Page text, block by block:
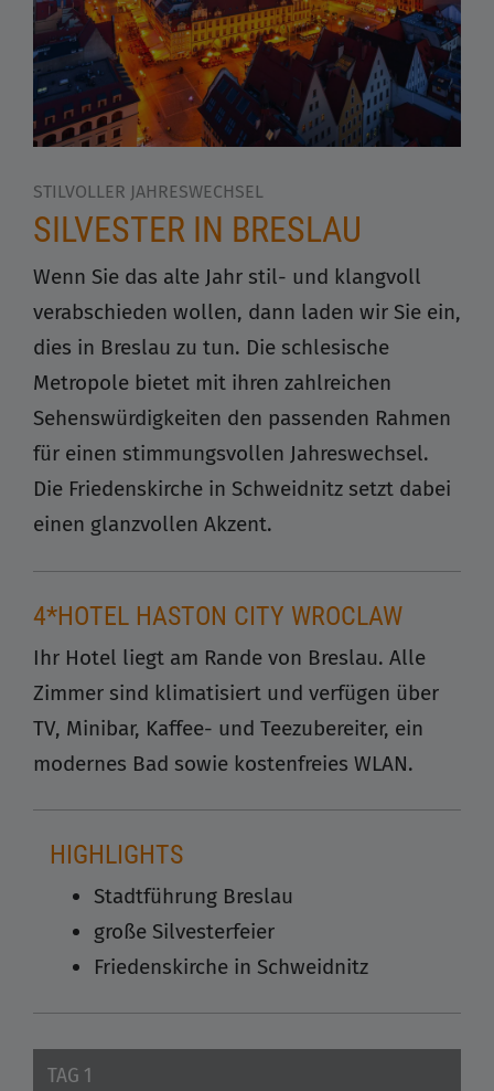
STILVOLLER JAHRESWECHSEL
SILVESTER IN BRESLAU
Wenn Sie das alte Jahr stil- und klangvoll
verabschieden wollen, dann laden wir Sie ein,
dies in Breslau zu tun. Die schlesische
Metropole bietet mit ihren zahlreichen
Sehenswürdigkeiten den passenden Rahmen
für einen stimmungsvollen Jahreswechsel.
Die Friedenskirche in Schweidnitz setzt dabei
einen glanzvollen Akzent.
4*HOTEL HASTON CITY WROCLAW
Ihr Hotel liegt am Rande von Breslau. Alle
Zimmer sind klimatisiert und verfügen über
TV, Minibar, Kaffee- und Teezubereiter, ein
modernes Bad sowie kostenfreies WLAN.
HIGHLIGHTS
Stadtführung Breslau
große Silvesterfeier
Friedenskirche in Schweidnitz
TAG 1